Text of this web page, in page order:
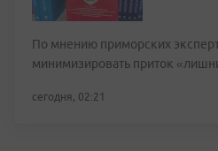
По мнению приморских
минимизировать приток
сегодня, 02:21